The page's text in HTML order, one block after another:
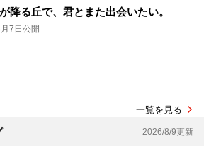
降る丘で、君とまた出会いたい。
7日公開
一覧を見る
2026/8/9更新